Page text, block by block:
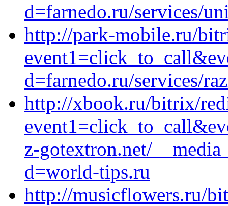
d=farnedo.ru/services/
http://park-mobile.ru/
d=farnedo.ru/services/
http://xbook.ru/bitrix/
z-gotextron.net/
d=world-tips.ru
http://musicflowers.ru/